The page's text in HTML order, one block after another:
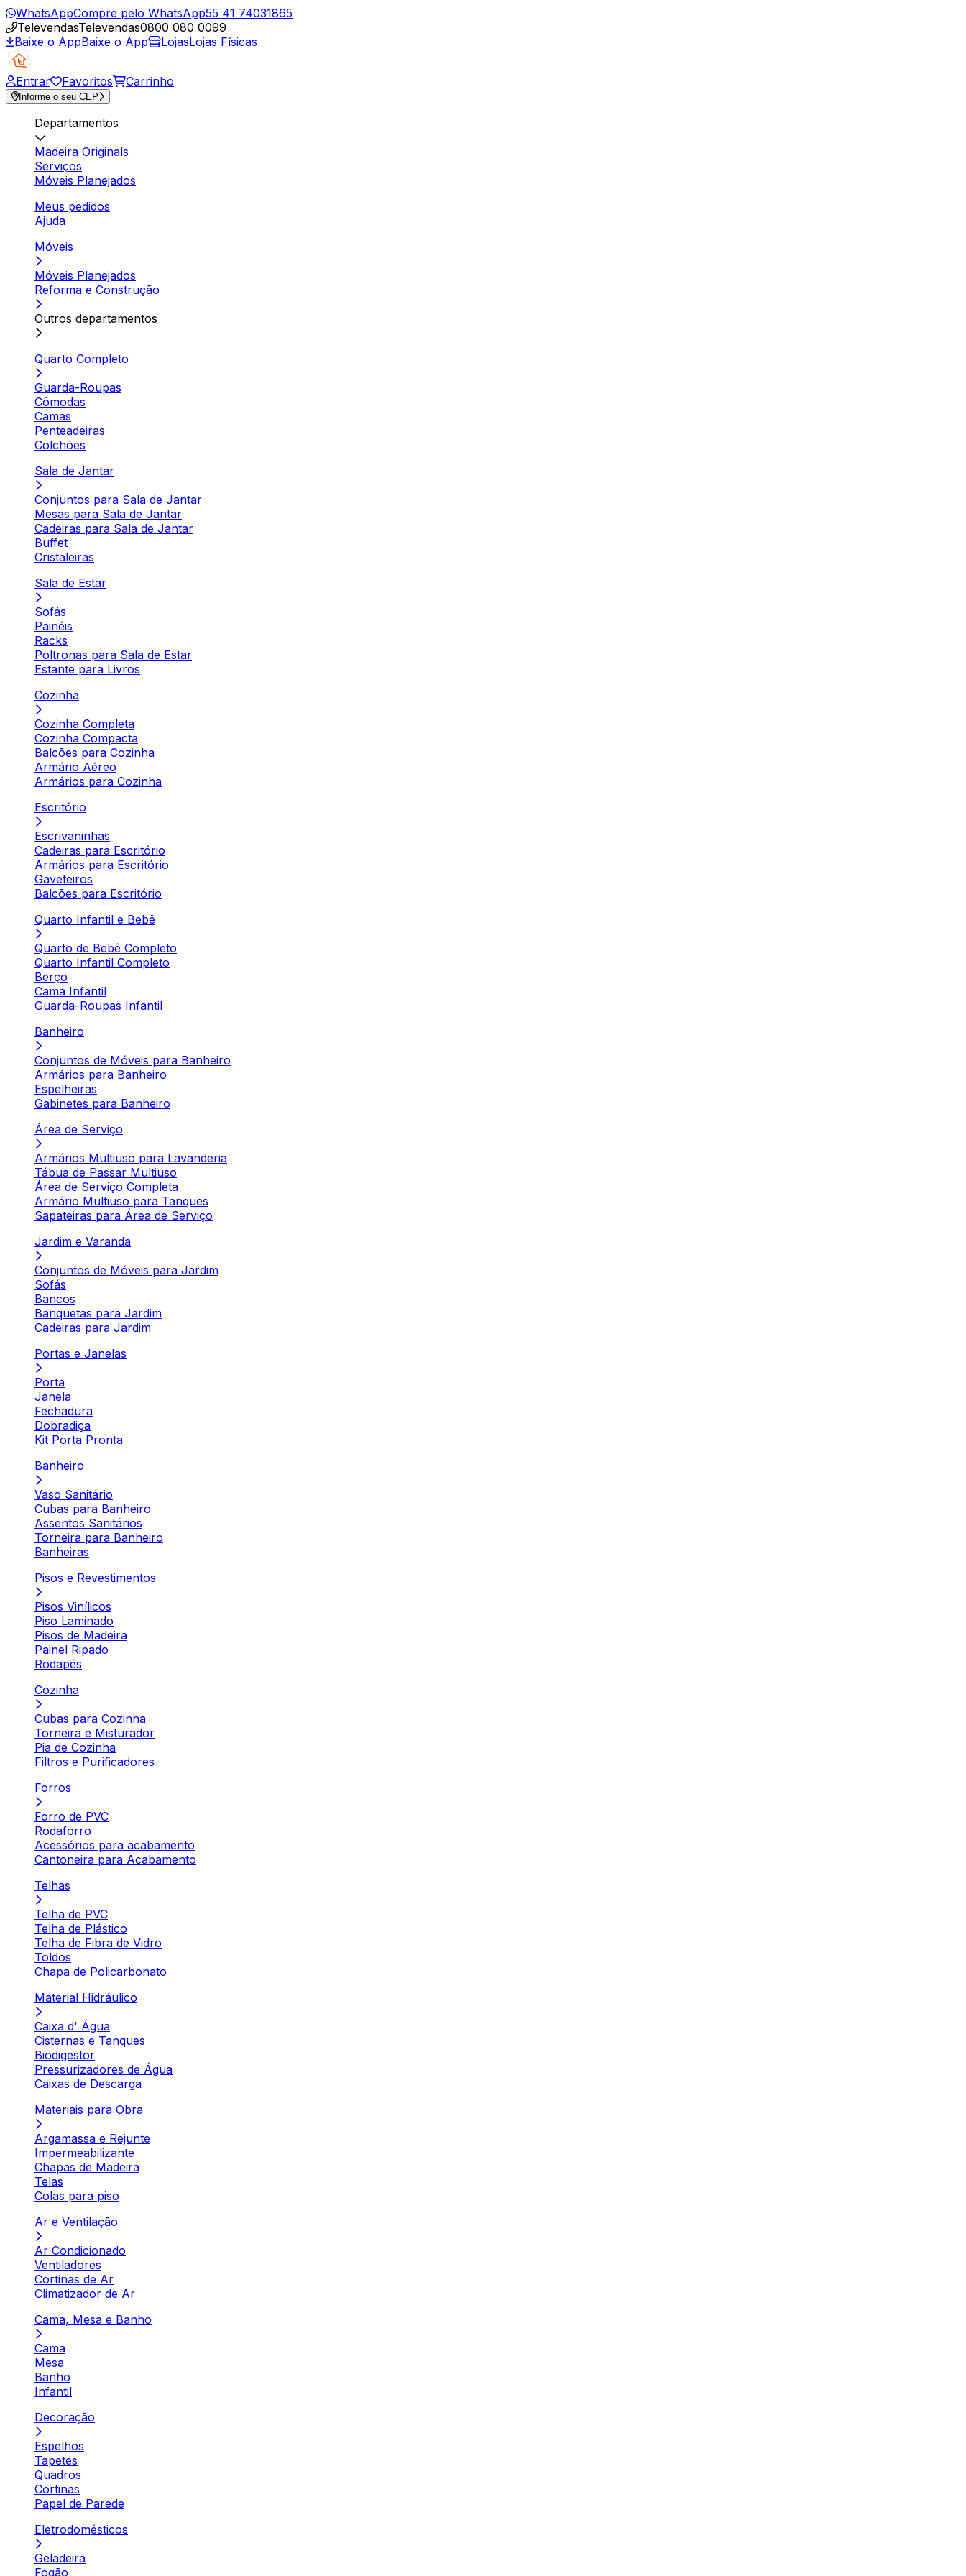
WhatsAppCompre pelo WhatsApp55 41 74031865
TelevendasTelevendas0800 080 0099
Baixe o AppBaixe o App LojasLojas Físicas
Entrar Favoritos Carrinho
Informe o seu CEP
Departamentos
Madeira Originals
Serviços
Móveis Planejados
Meus pedidos
Ajuda
Móveis
Móveis Planejados
Reforma e Construção
Outros departamentos
Quarto Completo
Guarda-Roupas
Cômodas
Camas
Penteadeiras
Colchões
Sala de Jantar
Conjuntos para Sala de Jantar
Mesas para Sala de Jantar
Cadeiras para Sala de Jantar
Buffet
Cristaleiras
Sala de Estar
Sofás
Painéis
Racks
Poltronas para Sala de Estar
Estante para Livros
Cozinha
Cozinha Completa
Cozinha Compacta
Balcões para Cozinha
Armário Aéreo
Armários para Cozinha
Escritório
Escrivaninhas
Cadeiras para Escritório
Armários para Escritório
Gaveteiros
Balcões para Escritório
Quarto Infantil e Bebê
Quarto de Bebê Completo
Quarto Infantil Completo
Berço
Cama Infantil
Guarda-Roupas Infantil
Banheiro
Conjuntos de Móveis para Banheiro
Armários para Banheiro
Espelheiras
Gabinetes para Banheiro
Área de Serviço
Armários Multiuso para Lavanderia
Tábua de Passar Multiuso
Área de Serviço Completa
Armário Multiuso para Tanques
Sapateiras para Área de Serviço
Jardim e Varanda
Conjuntos de Móveis para Jardim
Sofás
Bancos
Banquetas para Jardim
Cadeiras para Jardim
Portas e Janelas
Porta
Janela
Fechadura
Dobradiça
Kit Porta Pronta
Banheiro
Vaso Sanitário
Cubas para Banheiro
Assentos Sanitários
Torneira para Banheiro
Banheiras
Pisos e Revestimentos
Pisos Vinílicos
Piso Laminado
Pisos de Madeira
Painel Ripado
Rodapés
Cozinha
Cubas para Cozinha
Torneira e Misturador
Pia de Cozinha
Filtros e Purificadores
Forros
Forro de PVC
Rodaforro
Acessórios para acabamento
Cantoneira para Acabamento
Telhas
Telha de PVC
Telha de Plástico
Telha de Fibra de Vidro
Toldos
Chapa de Policarbonato
Material Hidráulico
Caixa d' Água
Cisternas e Tanques
Biodigestor
Pressurizadores de Água
Caixas de Descarga
Materiais para Obra
Argamassa e Rejunte
Impermeabilizante
Chapas de Madeira
Telas
Colas para piso
Ar e Ventilação
Ar Condicionado
Ventiladores
Cortinas de Ar
Climatizador de Ar
Cama, Mesa e Banho
Cama
Mesa
Banho
Infantil
Decoração
Espelhos
Tapetes
Quadros
Cortinas
Papel de Parede
Eletrodomésticos
Geladeira
Fogão